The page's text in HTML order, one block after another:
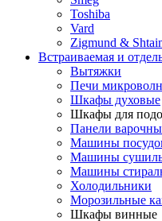
Toshiba
Vard
Zigmund &
Встраиваемая и
Вытяжки
Печи
Шкафы духовые
Шкафы для
Панели
Машины
Машины
Машины
Холодильники
Морозильные
Шкафы винные